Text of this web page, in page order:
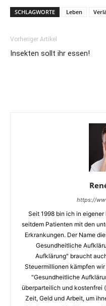
SCHLAGWORTE Leben
Vorheriger Artikel
Insekten sollt ihr essen!
https://
Seit 1998 bin ich in
seitdem Patienten mit den
Erkrankungen. Der Name
Gesundheitliche
Aufklärung" braucht
Steuermillionen kämpfen
"Gesundheitliche
überparteilich und kostenfrei
Zeit, Geld und Arbeit, um